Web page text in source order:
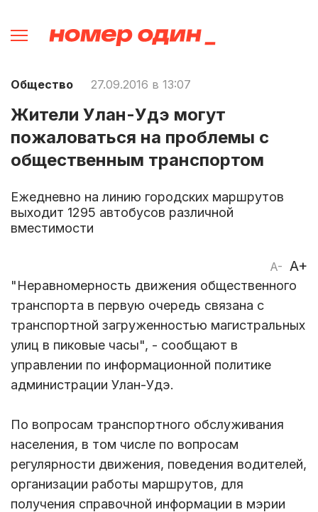
Общество 27.09.2016 в 13:07
Жители Улан-Удэ могут
пожаловаться на проблемы с
общественным транспортом
Ежедневно на линию городских маршрутов
выходит 1295 автобусов различной
вместимости
A- A+
"Неравномерность движения общественного
транспорта в первую очередь связана с
транспортной загруженностью магистральных
улиц в пиковые часы", - сообщают в
управлении по информационной политике
администрации Улан-Удэ.
По вопросам транспортного обслуживания
населения, в том числе по вопросам
регулярности движения, поведения водителей,
организации работы маршрутов, для
получения справочной информации в мэрии